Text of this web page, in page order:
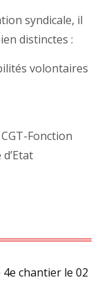
syndicale, il
distinctes :
volontaires
Fonction
chantier le 02